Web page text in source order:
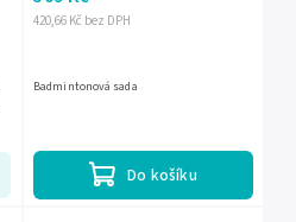
420,66 Kč bez DPH
Do košíku
Badmintonová sada